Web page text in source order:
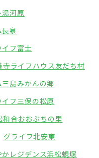
河原
泉
フ富士
寺ライフハウス友だち村
三島みかんの郷
イフ三保の松原
和合おおぶちの里
グライフ北安東
かレジデンス浜松蜆塚